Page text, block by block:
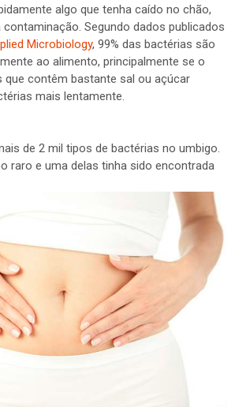
algo que tenha caído no chão,
Segundo dados publicados
Microbiology, 99% das bactérias são
ao alimento, principalmente se o
que contêm bastante sal ou açúcar
mais lentamente.
de 2 mil tipos de bactérias no umbigo.
raro e uma delas tinha sido encontrada